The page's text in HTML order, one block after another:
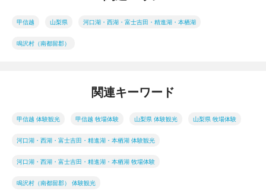
甲信越 山梨県 河口湖・西湖・富士吉田・精進湖・本栖湖
鳴沢村（南都留郡）
関連キーワード
甲信越 体験観光 甲信越 牧場体験 山梨県 体験観光 山梨県 牧場体験
河口湖・西湖・富士吉田・精進湖・本栖湖 体験観光
河口湖・西湖・富士吉田・精進湖・本栖湖 牧場体験
鳴沢村（南都留郡） 体験観光